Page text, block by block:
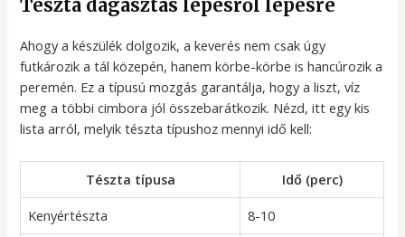
Tészta dagasztás lépésről lépésre
Ahogy a készülék dolgozik, a keverés nem csak úgy
futkározik a tál közepén, hanem körbe-körbe is hancúrozik a
peremén. Ez a típusú mozgás garantálja, hogy a liszt, víz
meg a többi cimbora jól összebarátkozik. Nézd, itt egy kis
lista arról, melyik tészta típushoz mennyi idő kell:
Tészta típusa
Idő (perc)
Kenyértészta
8-10